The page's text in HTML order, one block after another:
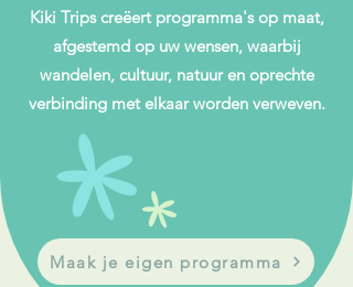
Kiki Trips creëert programma's op maat,
afgestemd op uw wensen, waarbij
wandelen, cultuur, natuur en oprechte
verbinding met elkaar worden verweven.
Maak je eigen programma